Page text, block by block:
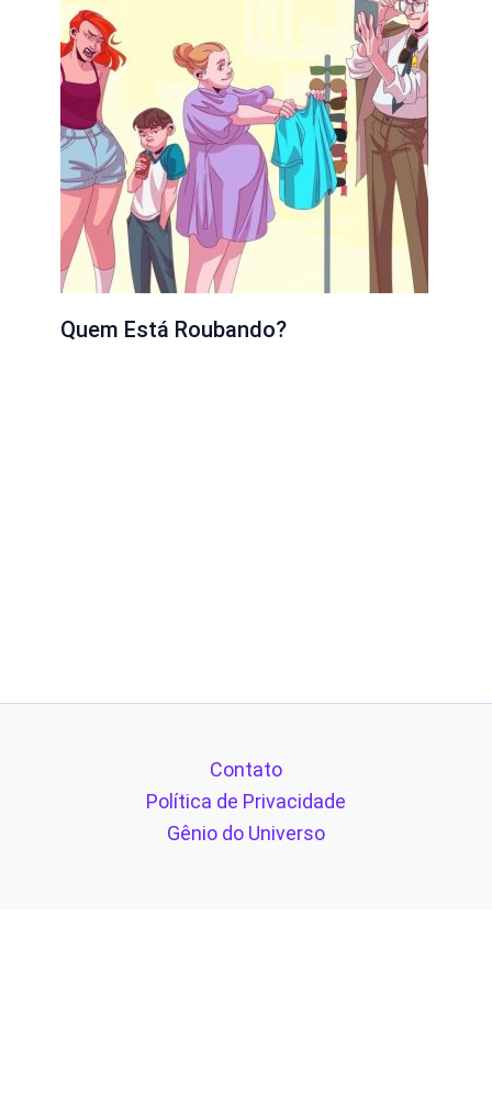
Quem Está Roubando?
Contato
Política de Privacidade
Gênio do Universo